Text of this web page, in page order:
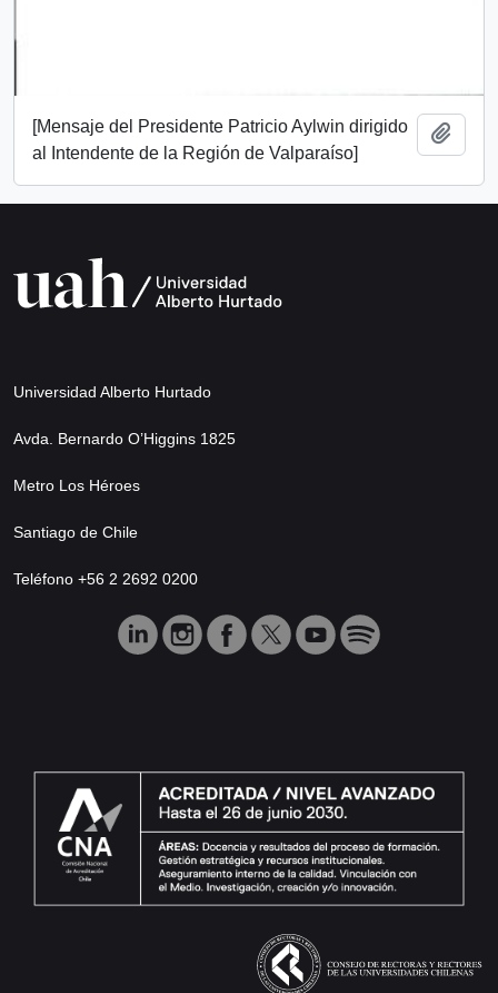
[Mensaje del Presidente Patricio Aylwin dirigido
al Intendente de la Región de Valparaíso]
Universidad Alberto Hurtado
Avda. Bernardo O’Higgins 1825
Metro Los Héroes
Santiago de Chile
Teléfono +56 2 2692 0200